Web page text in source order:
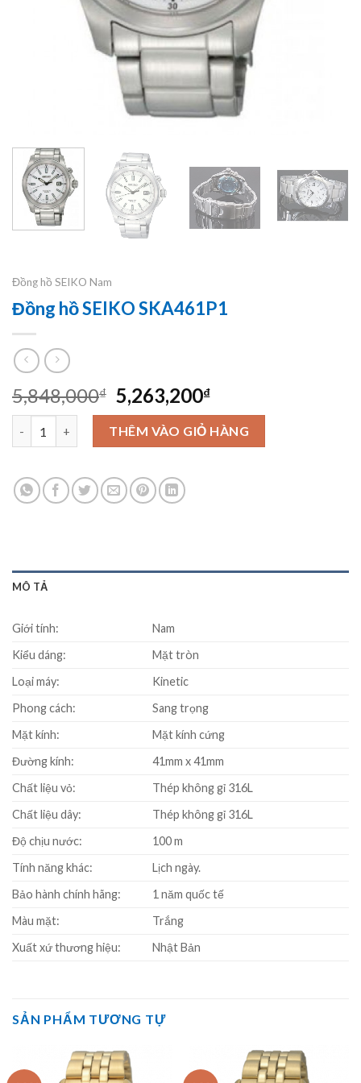
Đồng hồ SEIKO Nam
Đồng hồ SEIKO SKA461P1
5,848,000₫ Original
price
was:
5,848,000₫.
5,263,200₫Current
price
is:
5,263,200₫.
Đồng hồ SEIKO SKA461P1 số lượng
THÊM VÀO GIỎ HÀNG
MÔ TẢ
Giới tính:
Nam
Kiểu dáng:
Mặt tròn
Loại máy:
Kinetic
Phong cách:
Sang trọng
Mặt kính:
Mặt kính cứng
Đường kính:
41mm x 41mm
Chất liệu vỏ:
Thép không gỉ 316L
Chất liệu dây:
Thép không gỉ 316L
Độ chịu nước:
100 m
Tính năng khác:
Lịch ngày.
Bảo hành chính hãng:
1 năm quốc tế
Màu mặt:
Trắng
Xuất xứ thương hiệu:
Nhật Bản
SẢN PHẨM TƯƠNG TỰ